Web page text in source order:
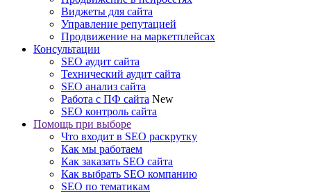
Виджеты для сайта
Управление репутацией
Продвижение на маркетплейсах
Консультации
SEO аудит сайта
Технический аудит сайта
SEO анализ сайта
Работа с ПФ сайта New
SEO контроль сайта
Помощь при выборе
Что входит в SEO раскрутку
Как мы работаем
Как заказать SEO сайта
Как выбрать SEO компанию
SEO по тематикам